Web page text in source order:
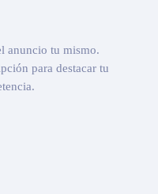
anuncio tu mismo.
para destacar tu